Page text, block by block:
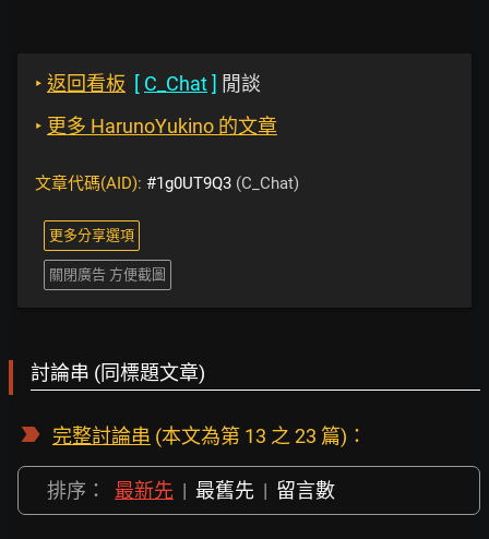
‣ 返回看板 [ C_Chat] 閒談
‣ 更多 HarunoYukino 的文章
文章代碼(AID): #1g0UT9Q3 (C_Chat)
更多分享選項
關閉廣告 方便截圖
討論串 (同標題文章)
完整討論串 (本文為第 13 之 23 篇)：
排序： 最新先 | 最舊先 | 留言數